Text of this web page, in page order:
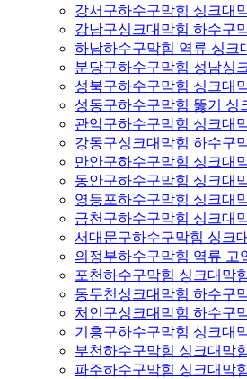
강서구하수구막힘 싱크대
강남구싱크대막힘 하수구
하남하수구막힘 역류 싱크
분당구하수구막힘 성남싱
성북구하수구막힘 싱크대
성동구하수구막힘 뚫기 싱
관악구하수구막힘 싱크대
강동구싱크대막힘 하수구
만안구하수구막힘 싱크대
동안구하수구막힘 싱크대
영등포하수구막힘 싱크대
금천구하수구막힘 싱크대
서대문구하수구막힘 싱크
의정부하수구막힘 역류 고
포천하수구막힘 싱크대막
동두천싱크대막힘 하수구
처인구싱크대막힘 하수구
기흥구하수구막힘 싱크대
부천하수구막힘 싱크대막
파주하수구막힘 싱크대막